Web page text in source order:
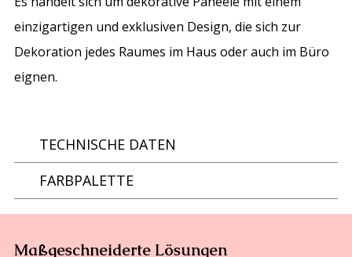
einzigartigen und exklusiven Design, die sich zur
Dekoration jedes Raumes im Haus oder auch im Büro
eignen.
TECHNISCHE DATEN
FARBPALETTE
Maßgeschneiderte Lösungen